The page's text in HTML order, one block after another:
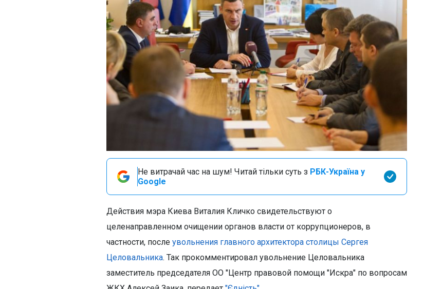
Не витрачай час на шум! Читай тільки суть з РБК-Україна у
Google
Действия мэра Киева Виталия Кличко свидетельствуют о
целенаправленном очищении органов власти от коррупционеров, в
частности, после увольнения главного архитектора столицы Сергея
Целовальника. Так прокомментировал увольнение Целовальника
заместитель председателя ОО "Центр правовой помощи "Искра" по вопросам